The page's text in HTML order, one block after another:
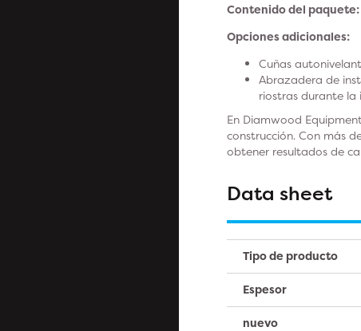
Contenido del paquete:
Opciones adicionales:
Cuñas
Abrazadera de
riostras durante la
En Diamwood
construcción. Con más
obtener resultados de
Data sheet
Tipo de producto
Espesor
nuevo